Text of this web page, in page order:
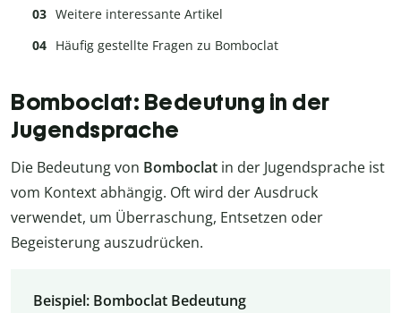
Weitere interessante Artikel
Häufig gestellte Fragen zu Bomboclat
Bomboclat: Bedeutung in der
Jugendsprache
Die Bedeutung von Bomboclat in der Jugendsprache ist
vom Kontext abhängig. Oft wird der Ausdruck
verwendet, um Überraschung, Entsetzen oder
Begeisterung auszudrücken.
Beispiel: Bomboclat Bedeutung